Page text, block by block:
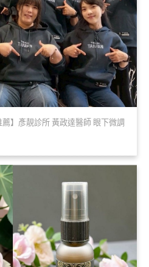
薦】彥靚診所 黃政達醫師 眼下微調